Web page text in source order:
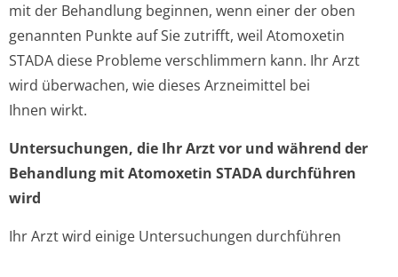
mit der Behandlung beginnen, wenn einer der oben
genannten Punkte auf Sie zutrifft, weil Atomoxetin
STADA diese Probleme verschlimmern kann. Ihr Arzt
wird überwachen, wie dieses Arzneimittel bei
Ihnen wirkt.
Untersuchungen, die Ihr Arzt vor und während der
Behandlung mit Atomoxetin STADA durchführen
wird
Ihr Arzt wird einige Untersuchungen durchführen